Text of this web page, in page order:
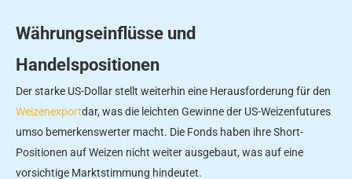
Währungseinflüsse und
Handelspositionen
Der starke US-Dollar stellt weiterhin eine Herausforderung für den
Weizenexportdar, was die leichten Gewinne der US-Weizenfutures
umso bemerkenswerter macht. Die Fonds haben ihre Short-
Positionen auf Weizen nicht weiter ausgebaut, was auf eine
vorsichtige Marktstimmung hindeutet.